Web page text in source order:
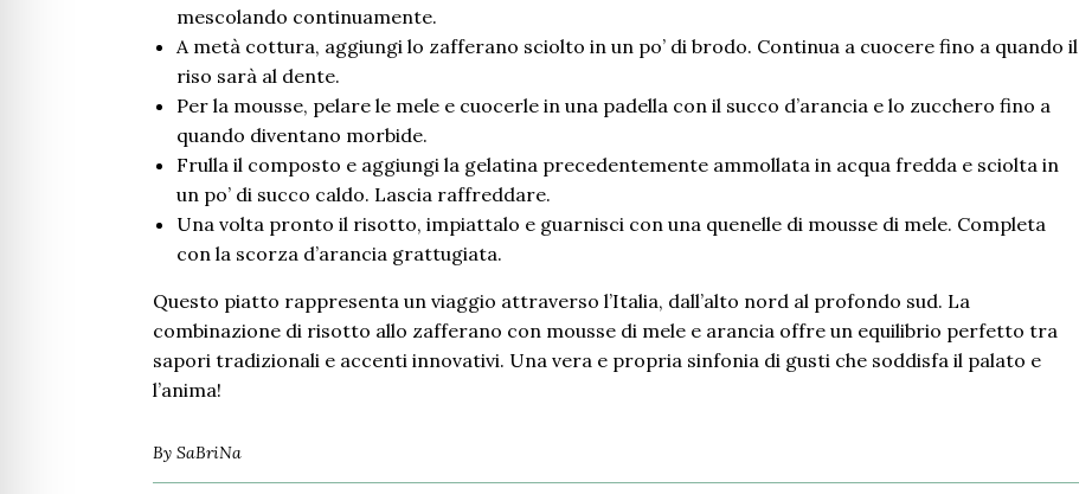
mescolando continuamente.
A metà cottura, aggiungi lo zafferano sciolto in un po’ di brodo. Continua a cuocere fino a quando il
riso sarà al dente.
Per la mousse, pelare le mele e cuocerle in una padella con il succo d’arancia e lo zucchero fino a
quando diventano morbide.
Frulla il composto e aggiungi la gelatina precedentemente ammollata in acqua fredda e sciolta in
un po’ di succo caldo. Lascia raffreddare.
Una volta pronto il risotto, impiattalo e guarnisci con una quenelle di mousse di mele. Completa
con la scorza d’arancia grattugiata.
Questo piatto rappresenta un viaggio attraverso l’Italia, dall’alto nord al profondo sud. La
combinazione di risotto allo zafferano con mousse di mele e arancia offre un equilibrio perfetto tra
sapori tradizionali e accenti innovativi. Una vera e propria sinfonia di gusti che soddisfa il palato e
l’anima!
By SaBriNa